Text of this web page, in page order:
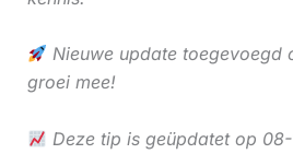
Nieuwe update toegevoegd
groei mee!
Deze tip is geüpdatet op